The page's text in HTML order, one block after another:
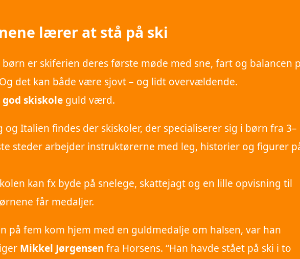
lærer at stå på ski
børn er skiferien deres første møde med sne, fart og balancen
det kan både være sjovt – og lidt overvældende.
god skiskole guld værd.
Italien findes der skiskoler, der specialiserer sig i børn fra 3–
steder arbejder instruktørerne med leg, historier og figurer
kan fx byde på snelege, skattejagt og en lille opvisning til
får medaljer.
på fem kom hjem med en guldmedalje om halsen, var han
Mikkel Jørgensen fra Horsens. “Han havde stået på ski i to